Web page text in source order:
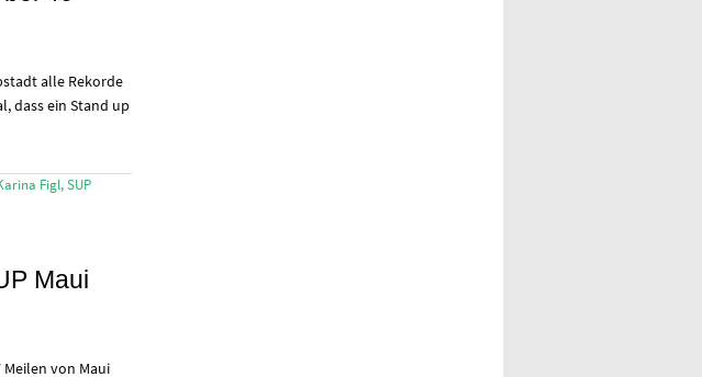
alle Rekorde
dass ein Stand up
Figl, SUP
Maui
Meilen von Maui